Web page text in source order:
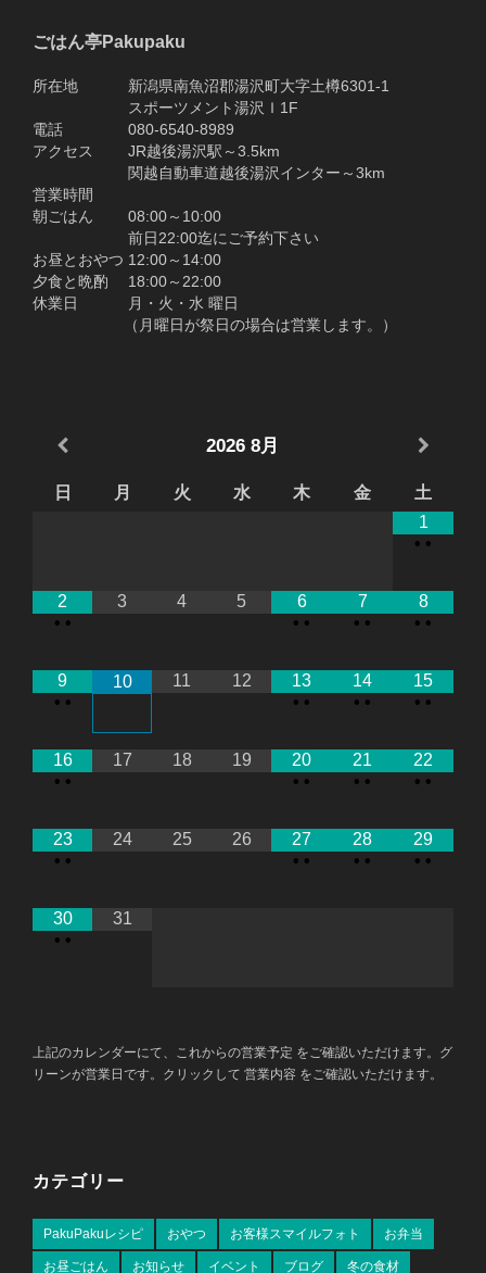
ごはん亭Pakupaku
所在地 新潟県南魚沼郡湯沢町大字土樽6301-1
スポーツメント湯沢Ｉ1F
電話 080-6540-8989
アクセス JR越後湯沢駅～3.5km
関越自動車道越後湯沢インター～3km
営業時間
朝ごはん 08:00～10:00
前日22:00迄にご予約下さい
お昼とおやつ 12:00～14:00
夕食と晩酌 18:00～22:00
休業日 月・火・水 曜日
（月曜日が祭日の場合は営業します。）
2026 8月
日 月 火 水 木 金
土
1
• •
2
• •
3 4 5
6
• •
7
• •
8
• •
9
• •
10 11 12
13
• •
14
• •
15
• •
16
• •
17 18 19
20
• •
21
• •
22
• •
23
• •
24 25 26
27
• •
28
• •
29
• •
30
• •
31
上記のカレンダーにて、これからの営業予定 をご確認いただけます。グ
リーンが営業日です。クリックして 営業内容 をご確認いただけます。
カテゴリー
PakuPakuレシピ おやつ お客様スマイルフォト お弁当
お昼ごはん お知らせ イベント ブログ 冬の食材